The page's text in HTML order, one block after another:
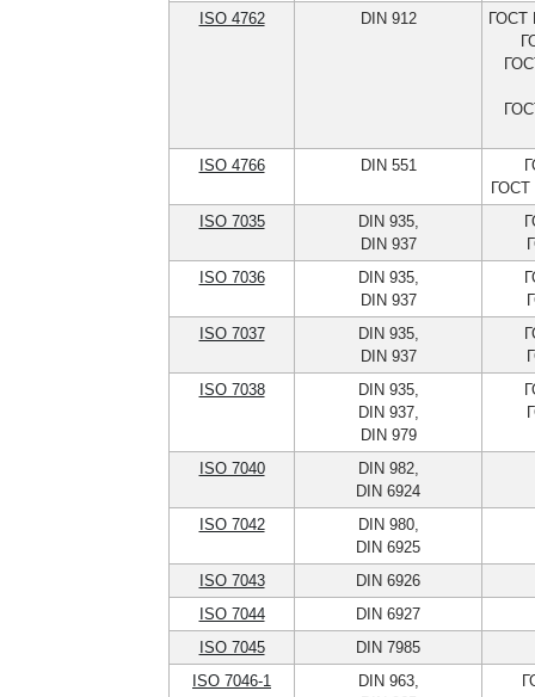
ISO 4762
DIN 912
ГОСТ
ISO 4766 DIN 551
ГОСТ
ISO 7035
DIN 935,
DIN 937
ISO 7036
DIN 935,
DIN 937
ISO 7037
DIN 935,
DIN 937
ISO 7038
DIN 935,
DIN 937,
DIN 979
ISO 7040
DIN 982,
DIN 6924
ISO 7042
DIN 980,
DIN 6925
ISO 7043
DIN 6926
ISO 7044
DIN 6927
ISO 7045
DIN 7985
ISO 7046-1
DIN 963,